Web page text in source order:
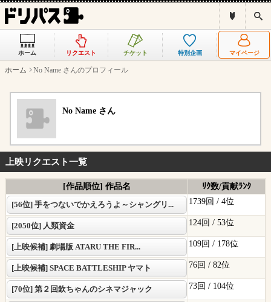
リ
ス
と
索
ホーム リクエスト チケット 特別企画 マイページ
ホーム No Name さんのプロフィール
No Name さん
上映リクエスト一覧
[作品順位] 作品名
ﾘｸ数/貢献ﾗﾝｸ
[56位] 手をつないでかえろうよ～シャングリ...
1739回 / 4位
[2050位] 人類資金 124回 / 53位
[上映候補] 劇場版 ATARU THE FIR... 109回 / 178位
[上映候補] SPACE BATTLESHIP ヤマト 76回 / 82位
[70位] 第２回欽ちゃんのシネマジャック 73回 / 104位